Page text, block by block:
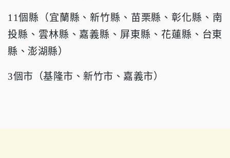
11個縣（宜蘭縣、新竹縣、苗栗縣、彰化縣、南
投縣、雲林縣、嘉義縣、屏東縣、花蓮縣、台東
縣、澎湖縣）
3個市（基隆市、新竹市、嘉義市）